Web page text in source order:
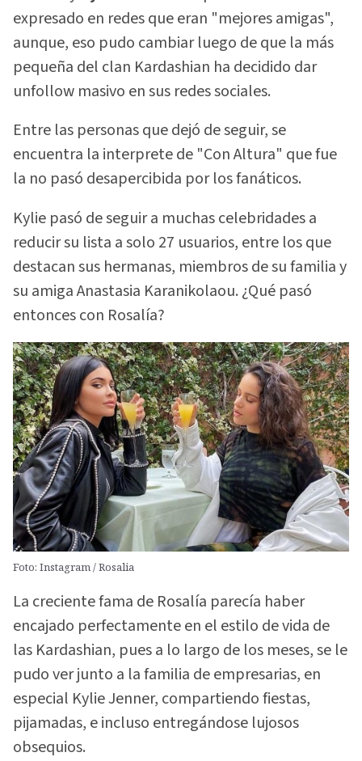
expresado en redes que eran "mejores amigas",
aunque, eso pudo cambiar luego de que la más
pequeña del clan Kardashian ha decidido dar
unfollow masivo en sus redes sociales.
Entre las personas que dejó de seguir, se
encuentra la interprete de "Con Altura" que fue
la no pasó desapercibida por los fanáticos.
Kylie pasó de seguir a muchas celebridades a
reducir su lista a solo 27 usuarios, entre los que
destacan sus hermanas, miembros de su familia y
su amiga Anastasia Karanikolaou. ¿Qué pasó
entonces con Rosalía?
Foto: Instagram / Rosalia
La creciente fama de Rosalía parecía haber
encajado perfectamente en el estilo de vida de
las Kardashian, pues a lo largo de los meses, se le
pudo ver junto a la familia de empresarias, en
especial Kylie Jenner, compartiendo fiestas,
pijamadas, e incluso entregándose lujosos
obsequios.